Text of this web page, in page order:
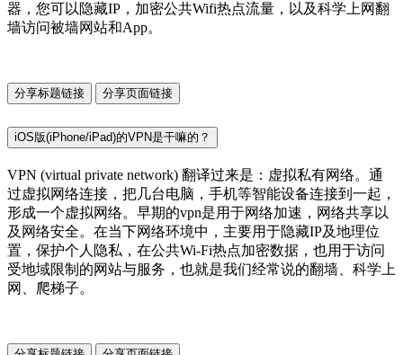
器，您可以隐藏IP，加密公共Wifi热点流量，以及科学上网翻
墙访问被墙网站和App。
分享标题链接 分享页面链接
iOS版(iPhone/iPad)的VPN是干嘛的？
VPN (virtual private network) 翻译过来是：虚拟私有网络。通
过虚拟网络连接，把几台电脑，手机等智能设备连接到一起，
形成一个虚拟网络。早期的vpn是用于网络加速，网络共享以
及网络安全。在当下网络环境中，主要用于隐藏IP及地理位
置，保护个人隐私，在公共Wi-Fi热点加密数据，也用于访问
受地域限制的网站与服务，也就是我们经常说的翻墙、科学上
网、爬梯子。